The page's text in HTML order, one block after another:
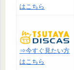
はこちら
⇒今すぐ見たい方
はこちら